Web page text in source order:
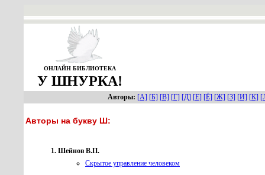
ОНЛАЙН БИБЛИОТЕКА
У ШНУРКА!
Авторы: [А] [Б] [В] [Г] [Д] [Е] [Ё] [Ж] [З] [И] [К]
Авторы на букву Ш:
Шейнов В.П.
Скрытое управление человеком